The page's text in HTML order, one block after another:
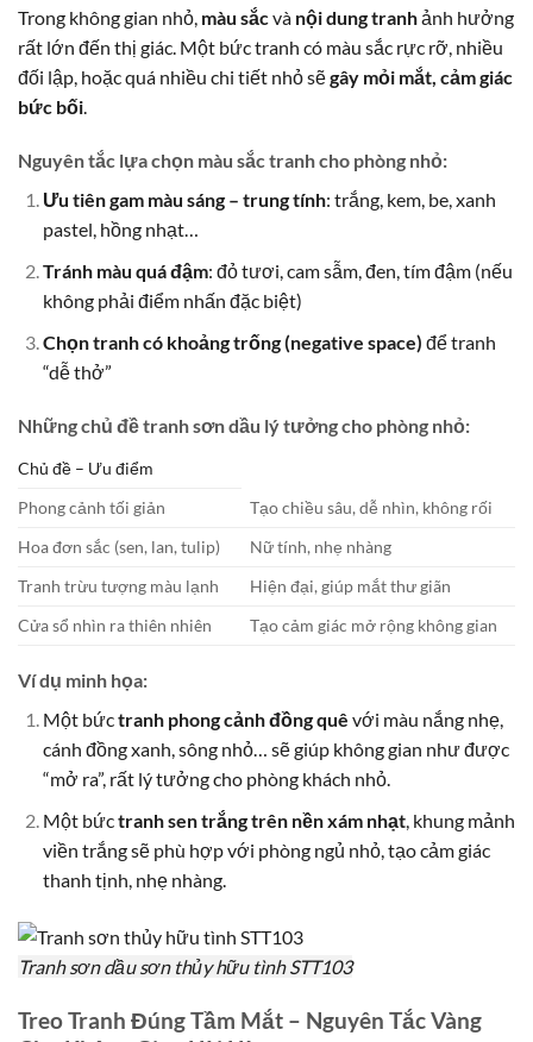
Trong không gian nhỏ, màu sắcvà nội dung tranhảnh hưởng
rất lớn đến thị giác. Một bức tranh có màu sắc rực rỡ, nhiều
đối lập, hoặc quá nhiều chi tiết nhỏ sẽgây mỏi mắt, cảm giác
bức bối
Nguyên tắc lựa chọn màu sắc tranh cho phòng nhỏ:
Ưu tiên gam màu sáng – trung tính: trắng, kem, be, xanh
pastel, hồng nhạt…
Tránh màu quá đậm: đỏ tươi, cam sẫm, đen, tím đậm (nếu
không phải điểm nhấn đặc biệt)
Chọn tranh có khoảng trống (negative space) để tranh
“dễ thở”
Những chủ đề tranh sơn dầu lý tưởng cho phòng nhỏ:
Chủ đề – Ưu điểm
Phong cảnh tối giản
Tạo chiều sâu, dễ nhìn, không rối
Hoa đơn sắc (sen, lan, tulip)
Nữ tính, nhẹ nhàng
Tranh trừu tượng màu lạnh
Hiện đại, giúp mắt thư giãn
Cửa sổ nhìn ra thiên nhiên
Tạo cảm giác mở rộng không gian
Ví dụ minh họa:
Một bứctranh phong cảnh đồng quê với màu nắng nhẹ,
cánh đồng xanh, sông nhỏ… sẽ giúp không gian như được
“mở ra”, rất lý tưởng cho phòng khách nhỏ.
Một bứctranh sen trắng trên nền xám nhạt, khung mảnh
viền trắng sẽ phù hợp với phòng ngủ nhỏ, tạo cảm giác
thanh tịnh, nhẹ nhàng.
Tranh sơn dầu sơn thủy hữu tình STT103
Treo Tranh Đúng Tầm Mắt – Nguyên Tắc Vàng